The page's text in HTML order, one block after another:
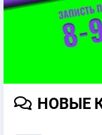
НОВЫЕ